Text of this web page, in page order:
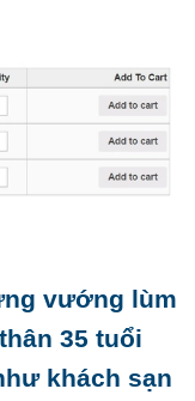
vướng lùm
35 tuổi
khách sạn